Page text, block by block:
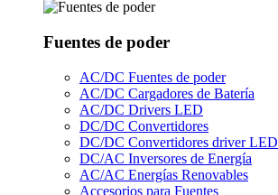
Fuentes de poder
AC/DC Fuentes de poder
AC/DC Cargadores de Batería
AC/DC Drivers LED
DC/DC Convertidores
DC/DC Convertidores driver LED
DC/AC Inversores de Energía
AC/AC Energías Renovables
Accesorios para Fuentes